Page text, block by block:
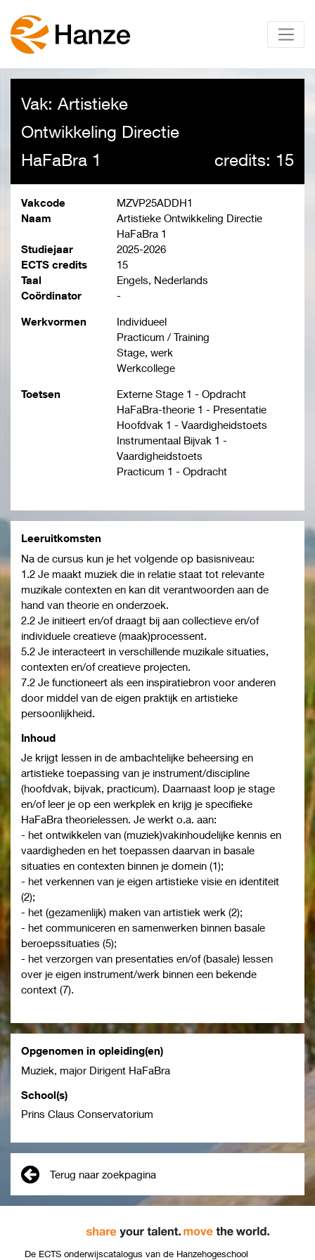
Vak: Artistieke
Ontwikkeling Directie
HaFaBra 1
credits: 15
Vakcode
MZVP25ADDH1
Naam
Artistieke Ontwikkeling Directie
HaFaBra 1
Studiejaar
2025-2026
ECTS credits
15
Taal
Engels, Nederlands
Coördinator
-
Werkvormen
Individueel
Practicum / Training
Stage, werk
Werkcollege
Toetsen
Externe Stage 1 - Opdracht
HaFaBra-theorie 1 - Presentatie
Hoofdvak 1 - Vaardigheidstoets
Instrumentaal Bijvak 1 -
Vaardigheidstoets
Practicum 1 - Opdracht
Leeruitkomsten
Na de cursus kun je het volgende op basisniveau:
1.2 Je maakt muziek die in relatie staat tot relevante
muzikale contexten en kan dit verantwoorden aan de
hand van theorie en onderzoek.
2.2 Je initieert en/of draagt bij aan collectieve en/of
individuele creatieve (maak)processent.
5.2 Je interacteert in verschillende muzikale situaties,
contexten en/of creatieve projecten.
7.2 Je functioneert als een inspiratiebron voor anderen
door middel van de eigen praktijk en artistieke
persoonlijkheid.
Inhoud
Je krijgt lessen in de ambachtelijke beheersing en
artistieke toepassing van je instrument/discipline
(hoofdvak, bijvak, practicum). Daarnaast loop je stage
en/of leer je op een werkplek en krijg je specifieke
HaFaBra theorielessen. Je werkt o.a. aan:
- het ontwikkelen van (muziek)vakinhoudelijke kennis en
vaardigheden en het toepassen daarvan in basale
situaties en contexten binnen je domein (1);
- het verkennen van je eigen artistieke visie en identiteit
(2);
- het (gezamenlijk) maken van artistiek werk (2);
- het communiceren en samenwerken binnen basale
beroepssituaties (5);
- het verzorgen van presentaties en/of (basale) lessen
over je eigen instrument/werk binnen een bekende
context (7).
Opgenomen in opleiding(en)
Muziek, major Dirigent HaFaBra
School(s)
Prins Claus Conservatorium
Terug naar zoekpagina
De ECTS onderwijscatalogus van de Hanzehogeschool